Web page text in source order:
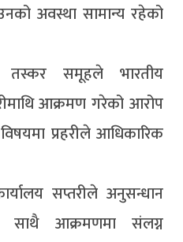
अवस्था सामान्य रहेको
तस्कर समूहले भारतीय
आक्रमण गरेको आरोप
प्रहरीले आधिकारिक
सप्तरीले अनुसन्धान
साथै आक्रमणमा संलग्न